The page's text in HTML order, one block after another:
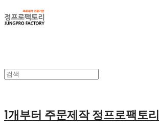
1개부터 주문제작 정프로팩토리